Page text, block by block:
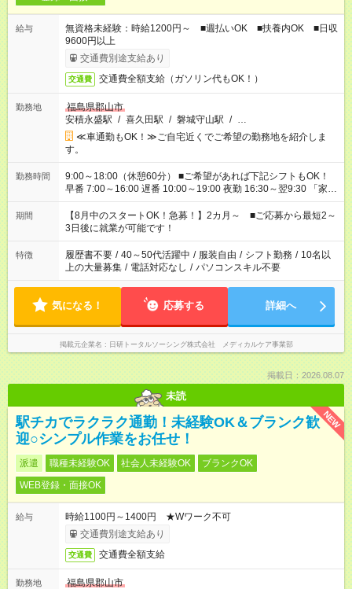
給与
無資格未経験：時給1200円～ ■週払いOK ■扶養内OK ■日収
9600円以上
交通費別途支給あり
交通費 交通費全額支給（ガソリン代もOK！）
勤務地
福島県郡山市
安積永盛駅 / 喜久田駅 / 磐城守山駅 / …
≪車通勤もOK！≫ご自宅近くでご希望の勤務地を紹介しま
す。
勤務時間
9:00～18:00（休憩60分） ■ご希望があれば下記シフトもOK！
早番 7:00～16:00 遅番 10:00～19:00 夜勤 16:30～翌9:30 「家族
と休みを合わせたい」 「余裕を持って夕飯の準備がしたい」
「できれば残業はしたくない」 など、ご希望を教えてください
ね。 ※Wワーク希望の方へ 今ご覧のお仕事で希望する勤務時間
と、もう1つのお仕事の勤務時間。 合計で週40時間を超える場
合は応募できません。
期間
【8月中のスタートOK！急募！】2カ月～ ■ご応募から最短2～
3日後に就業が可能です！
特徴 履歴書不要 / 40～50代活躍中 / 服装自由 / シフト勤務 / 10名以
上の大量募集 / 電話対応なし / パソコンスキル不要
気になる！ 応募する 詳細へ
掲載元企業名 日研トータルソーシング株式会社 メディカルケア事業部
掲載日：2026.08.07
未読
NEW
駅チカでラクラク通勤！未経験OK＆ブランク歓
迎○シンプル作業をお任せ！
派遣 職種未経験OK 社会人未経験OK
ブランクOK
WEB登録・面接OK
給与
時給1100円～1400円 ★Wワーク不可
交通費別途支給あり
交通費 交通費全額支給
勤務地
福島県郡山市